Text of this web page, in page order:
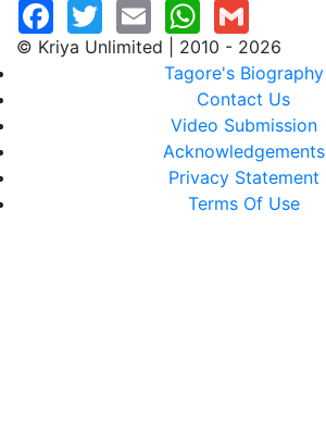
© Kriya Unlimited | 2010 - 2026
Tagore's Biography
Contact Us
Video Submission
Acknowledgements
Privacy Statement
Terms Of Use